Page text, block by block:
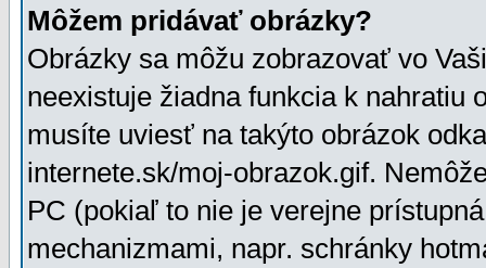
Môžem pridávať obrázky?
Obrázky sa môžu zobrazovať vo
neexistuje žiadna funkcia k nahratiu
musíte uviesť na takýto obrázok
internete.sk/moj-obrazok.gif.
PC (pokiaľ to nie je verejne
mechanizmami, napr. schránky